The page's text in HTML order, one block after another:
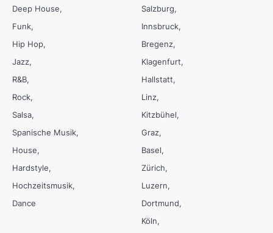
Deep House
Funk
Hip Hop
Jazz
R&B
Rock
Salsa
Spanische Musik
House
Hardstyle
Hochzeitsmusik
Dance
Salzburg
Innsbruck
Bregenz
Klagenfurt
Hallstatt
Linz
Kitzbühel
Graz
Basel
Zürich
Luzern
Dortmund
Köln